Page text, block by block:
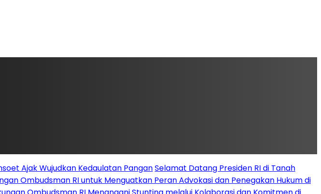
Ajak Wujudkan Kedaulatan PanganSelamat Datang Presiden RI di Tanah
Ombudsman RI untuk Menguatkan Peran Advokasi dan Penegakan Hukum di